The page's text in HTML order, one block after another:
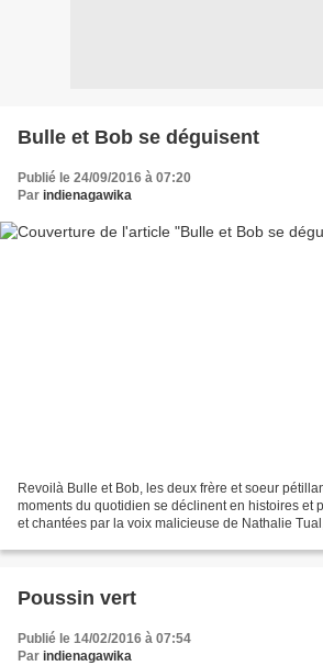
Bulle et Bob se déguisent
Publié le 24/09/2016 à 07:20
Par indienagawika
Revoilà Bulle et Bob, les deux frère et soeur
moments du quotidien se déclinent en histoires et
et chantées par la voix malicieuse de Nathalie
Poussin vert
Publié le 14/02/2016 à 07:54
Par indienagawika